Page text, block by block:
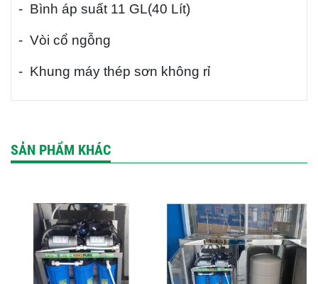
- Bình áp suất 11 GL(40 Lít)
- Vòi cổ ngỗng
- Khung máy thép sơn không rỉ
SẢN PHẨM KHÁC